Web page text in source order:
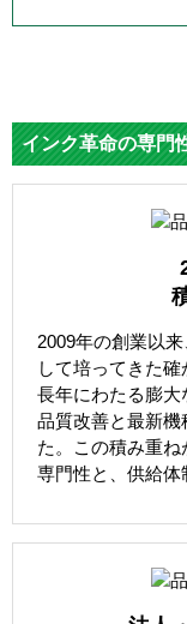
インク革命の専門
2009年の創業以
して培ってきた確
長年にわたる膨
品質改善と最新機
た。この積み重
専門性と、供給体